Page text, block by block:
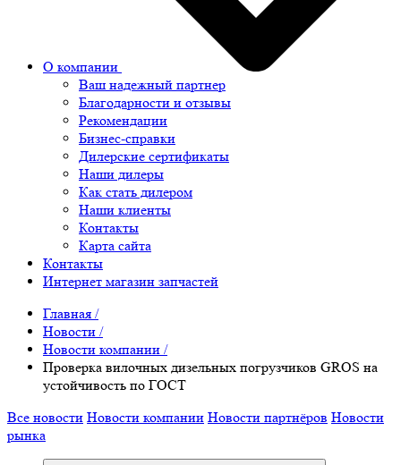
О компании
Ваш надежный партнер
Благодарности и отзывы
Рекомендации
Бизнес-справки
Дилерские сертификаты
Наши дилеры
Как стать дилером
Наши клиенты
Контакты
Карта сайта
Контакты
Интернет магазин запчастей
Главная /
Новости /
Новости компании /
Проверка вилочных дизельных погрузчиков GROS на
устойчивость по ГОСТ
Все новости Новости компании Новости партнёров Новости
рынка